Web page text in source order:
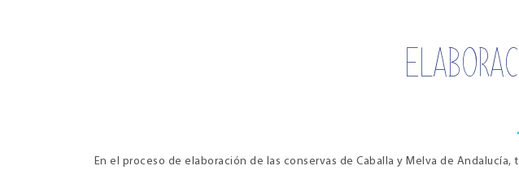
En el proceso de elaboración de las conservas de Caballa y Melva de